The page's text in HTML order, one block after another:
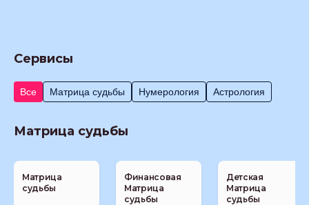
Сервисы
Все Матрица судьбы Нумерология Астрология
Матрица судьбы
Матрица
судьбы
Финансовая
Матрица
судьбы
Детская
Матрица
судьбы